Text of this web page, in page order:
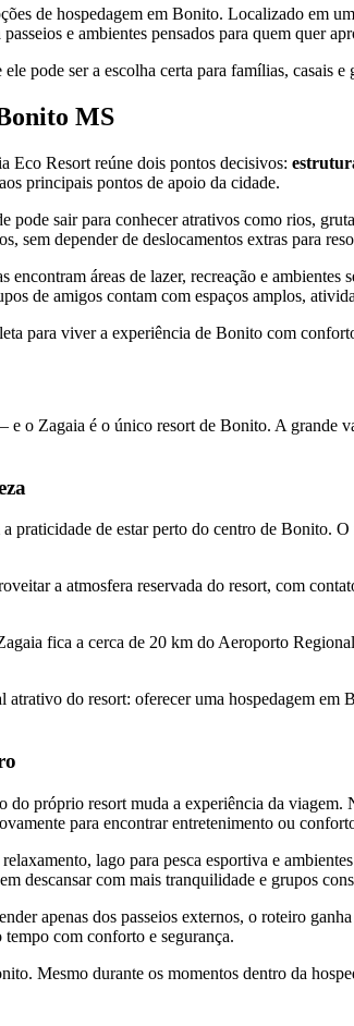
de hospedagem em Bonito. Localizado em
e ambientes pensados para quem quer
pode ser a escolha certa para famílias, casais
MS
Eco Resort reúne dois pontos decisivos:
principais pontos de apoio da cidade.
sair para conhecer atrativos como rios,
sem depender de deslocamentos extras para
áreas de lazer, recreação e
de amigos contam com espaços amplos,
para viver a experiência de Bonito com
o Zagaia é o único resort de Bonito. A grande
praticidade de estar perto do centro de
a atmosfera reservada do resort, com
fica a cerca de 20 km do Aeroporto
do resort: oferecer uma hospedagem
próprio resort muda a experiência da
para encontrar entretenimento ou
lago para pesca esportiva e
descansar com mais tranquilidade e grupos
apenas dos passeios externos, o roteiro
com conforto e segurança.
Mesmo durante os momentos dentro da